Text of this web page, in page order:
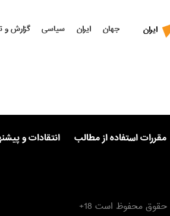
ایران جهان ایران سیاسی گزارش و
مقررات استفاده از مطالب انتقادات و